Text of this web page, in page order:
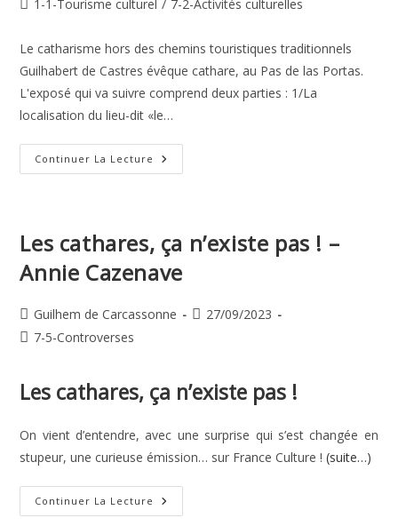
1-1-Tourisme culturel / 7-2-Activités culturelles
Le catharisme hors des chemins touristiques traditionnels
Guilhabert de Castres évêque cathare, au Pas de las Portas.
L'exposé qui va suivre comprend deux parties : 1/La
localisation du lieu-dit «le…
Continuer La Lecture Le
Catharisme
Traditionnels
Les cathares, ça n’existe pas ! –
Annie Cazenave
Auteur/autrice
de
Guilhem de Carcassonne
Publication
27/09/2023
Post7-5-Controverses
Les cathares, ça n’existe pas !
On vient d’entendre, avec une surprise qui s’est changée en
stupeur, une curieuse émission… sur France Culture !(suite…)
Continuer La Lecture Les
Cathares,